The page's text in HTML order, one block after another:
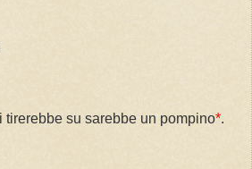
tirerebbe su sarebbe un pompino*.